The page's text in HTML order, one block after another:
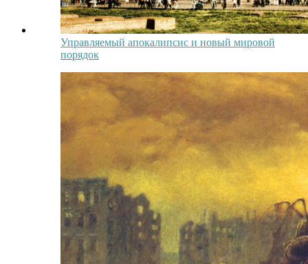
Управляемый апокалипсис и новый мировой
порядок